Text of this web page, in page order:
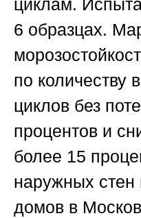
циклам.
6 образцах.
по количеству
циклов без
процентов и
более 15
наружных стен
домов в